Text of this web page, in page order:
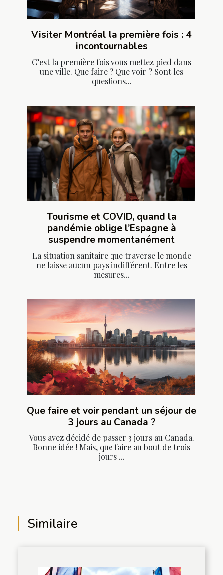
Visiter Montréal la première fois : 4
incontournables
C’est la première fois vous mettez pied dans
une ville. Que faire ? Que voir ? Sont les
questions...
Tourisme et COVID, quand la
pandémie oblige l’Espagne à
suspendre momentanément
La situation sanitaire que traverse le monde
ne laisse aucun pays indifférent. Entre les
mesures...
Que faire et voir pendant un séjour de
3 jours au Canada ?
Vous avez décidé de passer 3 jours au Canada.
Bonne idée ! Mais, que faire au bout de trois
jours ...
Similaire